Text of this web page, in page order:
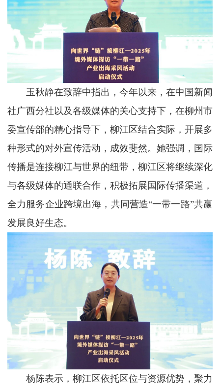
玉秋静在致辞中指出，今年以来，在中国新闻
社广西分社以及各级媒体的关心支持下，在柳州市
委宣传部的精心指导下，柳江区结合实际，开展多
种形式的对外宣传活动，成效斐然。她强调，国际
传播是连接柳江与世界的纽带，柳江区将继续深化
与各级媒体的通联合作，积极拓展国际传播渠道，
全力服务企业跨境出海，共同营造“一带一路”共赢
发展良好生态。
杨陈表示，柳江区依托区位与资源优势，聚力